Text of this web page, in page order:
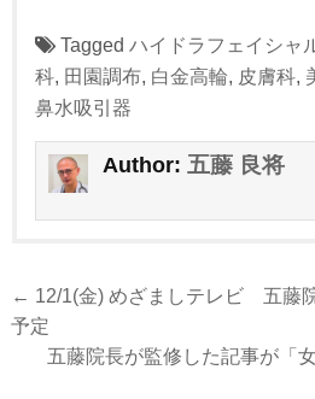
Taggedハイドラフェイシャ
科, 田園調布, 白金高輪, 皮膚科,
鼻水吸引器
Author: 五藤 良将
投
稿
← 12/1(金) めざましテレビ 五藤
予定
五藤院長が監修した記事が「